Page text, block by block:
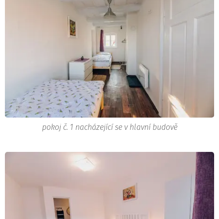
pokoj č. 1 nacházející se v hlavní budově